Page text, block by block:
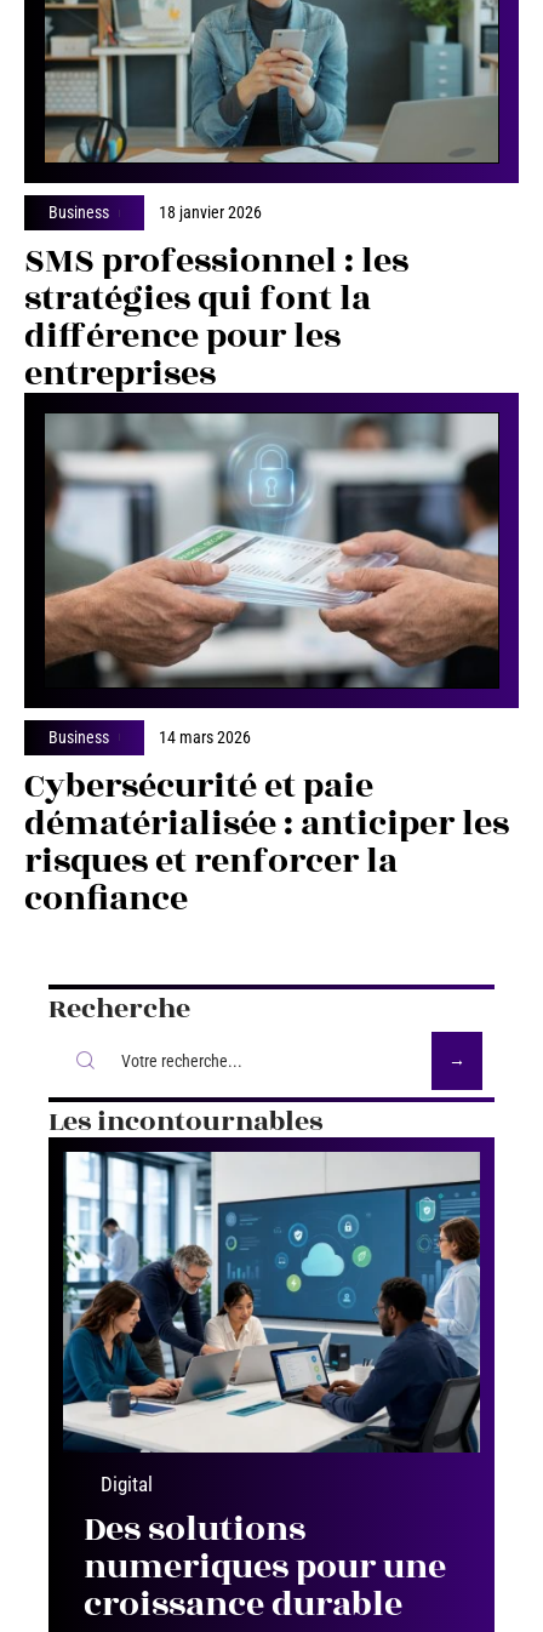
Business 18 janvier 2026
SMS professionnel : les
stratégies qui font la
différence pour les
entreprises
Business 14 mars 2026
Cybersécurité et paie
dématérialisée : anticiper les
risques et renforcer la
confiance
Recherche
Les incontournables
Digital
Des solutions
numeriques pour une
croissance durable